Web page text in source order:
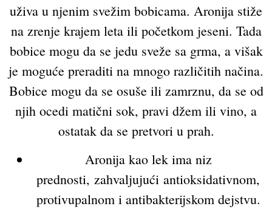
uživa u njenim svežim bobicama. Aronija stiže
na zrenje krajem leta ili početkom jeseni. Tada
bobice mogu da se jedu sveže sa grma, a višak
je moguće preraditi na mnogo različitih načina.
Bobice mogu da se osuše ili zamrznu, da se od
njih ocedi matični sok, pravi džem ili vino, a
ostatak da se pretvori u prah.
Aronija kao lek ima niz
prednosti, zahvaljujući antioksidativnom,
protivupalnom i antibakterijskom dejstvu.